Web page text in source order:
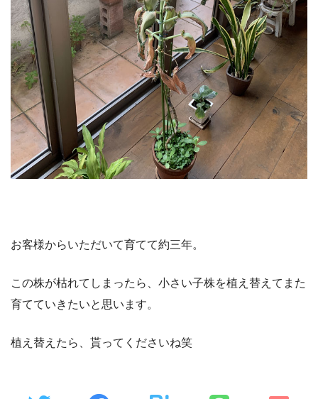
お客様からいただいて育てて約三年。
この株が枯れてしまったら、小さい子株を植え替えてまた
育てていきたいと思います。
植え替えたら、貰ってくださいね笑